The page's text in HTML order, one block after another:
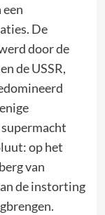
De
door de
de USSR,
op het
van
de instorting